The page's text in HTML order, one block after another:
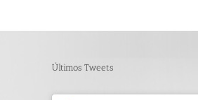
Últimos Tweets